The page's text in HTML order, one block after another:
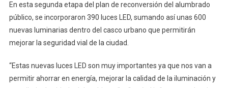
En esta segunda etapa del plan de reconversión del alumbrado
público, se incorporaron 390 luces LED, sumando así unas 600
nuevas luminarias dentro del casco urbano que permitirán
mejorar la seguridad vial de la ciudad.
“Estas nuevas luces LED son muy importantes ya que nos van a
permitir ahorrar en energía, mejorar la calidad de la iluminación y